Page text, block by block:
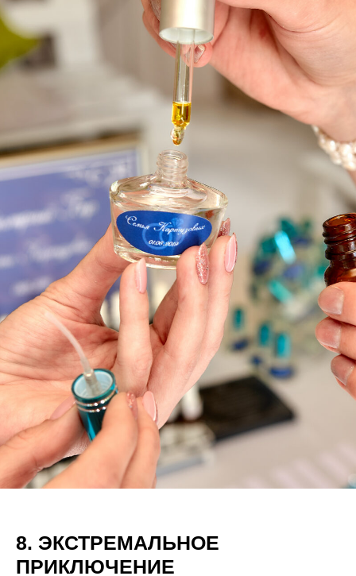
8. ЭКСТРЕМАЛЬНОЕ
ПРИКЛЮЧЕНИЕ